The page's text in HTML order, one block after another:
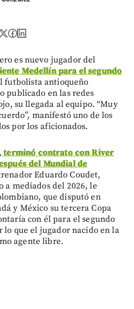
es nuevo jugador del
Medellín para el segundo
futbolista antioqueño
publicado en las redes
su llegada al equipo. “Muy
manifestó uno de los
por los aficionados.
terminó contrato con River
del Mundial de
Eduardo Coudet,
a mediados del 2026, le
que disputó en
y México su tercera Copa
con él para el segundo
lo que el jugador nacido en la
agente libre.